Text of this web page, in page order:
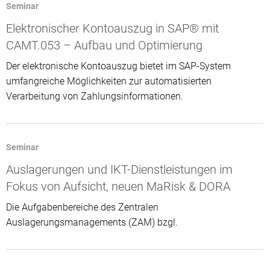
Seminar
Elektronischer Kontoauszug in SAP® mit
CAMT.053 – Aufbau und Optimierung
Der elektronische Kontoauszug bietet im SAP-System
umfangreiche Möglichkeiten zur automatisierten
Verarbeitung von Zahlungsinformationen.
Seminar
Auslagerungen und IKT-Dienstleistungen im
Fokus von Aufsicht, neuen MaRisk & DORA
Die Aufgabenbereiche des Zentralen
Auslagerungsmanagements (ZAM) bzgl.